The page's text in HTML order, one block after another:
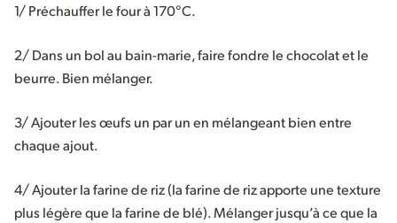
1/ Préchauffer le four à 170°C.
2/ Dans un bol au bain-marie, faire fondre le chocolat et le
beurre. Bien mélanger.
3/ Ajouter les œufs un par un en mélangeant bien entre
chaque ajout.
4/ Ajouter la farine de riz (la farine de riz apporte une texture
plus légère que la farine de blé). Mélanger jusqu’à ce que la